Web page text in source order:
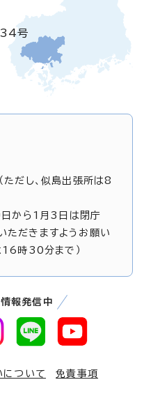
34号
だし、似島出張所は8
から1月3日は閉庁
ただきますようお願い
16時30分まで）
報発信中
について
免責事項